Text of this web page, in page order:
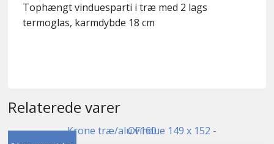
Tophængt vinduesparti i træ med 2 lags
termoglas, karmdybde 18 cm
Relaterede varer